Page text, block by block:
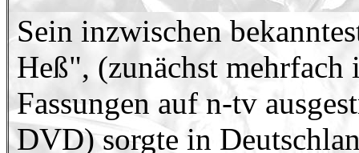
Sein inzwischen
Heß", (zunächst
Fassungen auf n-tv
DVD) sorgte in